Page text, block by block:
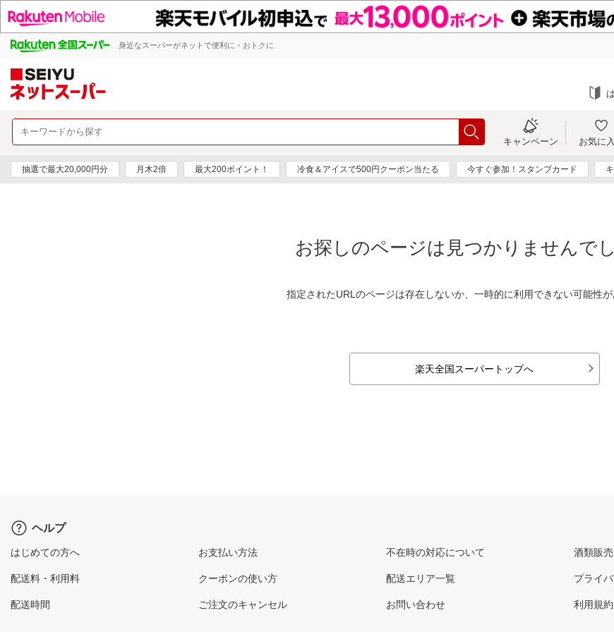
身近なスーパーがネットで便利に・おトクに
キャンペーン お気に
抽選で最大20,000円分 月木2倍 最大200ポイント！ 冷食＆アイスで500円クーポン当たる 今すぐ参加！スタンプカード
お探しのページは見つかりませんでし
指定されたURLのページは存在しないか、一時的に利用できない可能性が
楽天全国スーパートップへ
ヘルプ
はじめての方へ
配送料・利用料
配送時間
お支払い方法
クーポンの使い方
ご注文のキャンセル
不在時の対応について
配送エリア一覧
お問い合わせ
酒類販
プライ
利用規約